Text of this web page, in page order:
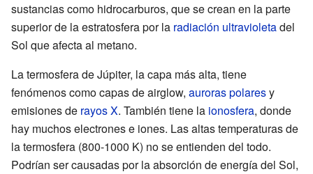
sustancias como hidrocarburos, que se crean en la parte
superior de la estratosfera por la radiación ultravioletadel
Sol que afecta al metano.
La termosfera de Júpiter, la capa más alta, tiene
fenómenos como capas de airglow, auroras polaresy
emisiones de rayos X. También tiene la ionosfera, donde
hay muchos electrones e iones. Las altas temperaturas de
la termosfera (800-1000 K) no se entienden del todo.
Podrían ser causadas por la absorción de energía del Sol,